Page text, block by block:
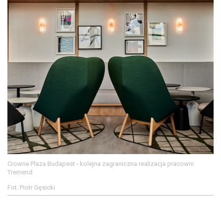
Crowne Plaza Budapest - kolejna zagraniczna realizacja pracowni
Tremend
Fot. Piotr Gęsicki